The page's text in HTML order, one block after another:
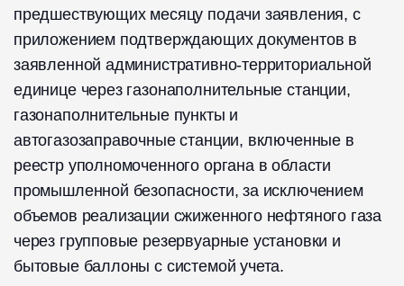
предшествующих месяцу подачи заявления, с
приложением подтверждающих документов в
заявленной административно-территориальной
единице через газонаполнительные станции,
газонаполнительные пункты и
автогазозаправочные станции, включенные в
реестр уполномоченного органа в области
промышленной безопасности, за исключением
объемов реализации сжиженного нефтяного газа
через групповые резервуарные установки и
бытовые баллоны с системой учета.